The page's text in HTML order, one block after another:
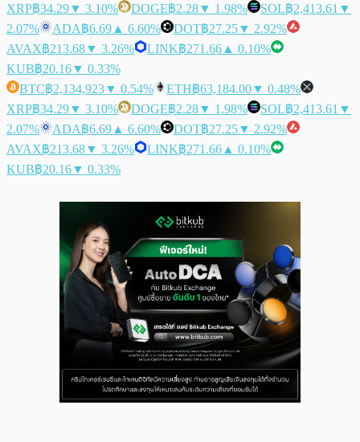
XRP฿34.29▼ 3.10% DOGE฿2.28▼ 1.98% SOL฿2,413.61 ▼
2.07%
ADA฿6.69 ▲ 6.60% DOT฿27.25▼ 2.92%
AVAX฿213.68▼ 3.26% LINK฿271.66 ▲ 0.10%
KUB฿20.16▼ 0.33%
BTC฿2,134,923▼ 0.54% ETH฿63,184.00▼ 0.48%
XRP฿34.29▼ 3.10% DOGE฿2.28▼ 1.98% SOL฿2,413.61 ▼
2.07%
ADA฿6.69 ▲ 6.60% DOT฿27.25▼ 2.92%
AVAX฿213.68▼ 3.26% LINK฿271.66 ▲ 0.10%
KUB฿20.16▼ 0.33%